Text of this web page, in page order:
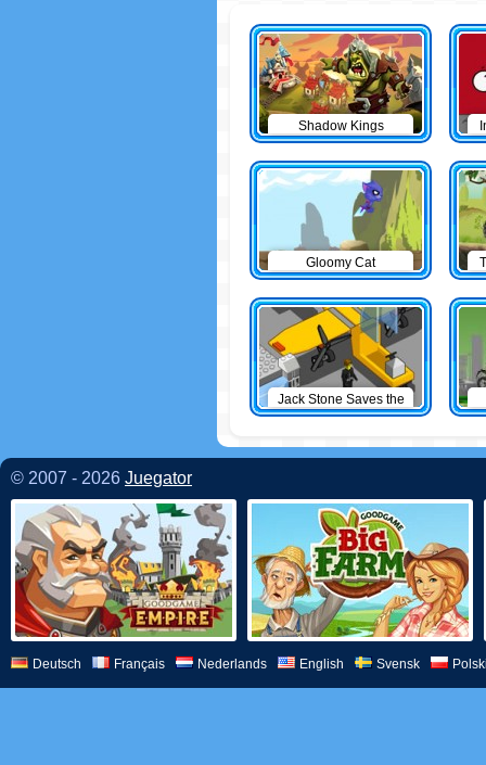
Shadow Kings
Gloomy Cat
Jack Stone Saves the
Day
© 2007 - 2026 Juegator
Deutsch Français Nederlands English Svensk